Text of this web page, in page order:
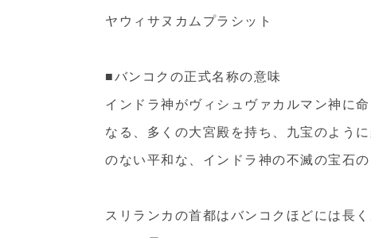
ヤウィサヌカムプラシット
■バンコクの正式名称の意味
インドラ神がヴィシュヴァカルマン神に
なる、多くの大宮殿を持ち、九宝のよう
のない平和な、インドラ神の不滅の宝石
スリランカの首都はバンコクほどには長